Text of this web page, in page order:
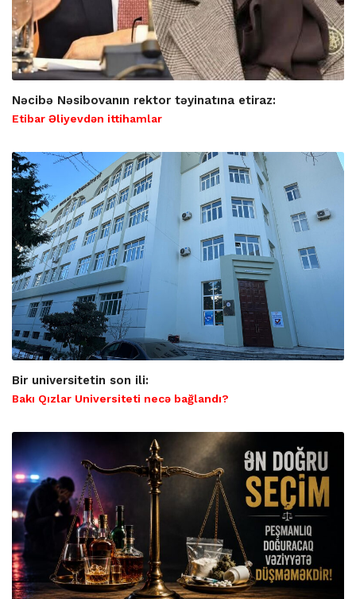
Nəcibə Nəsibovanın rektor təyinatına etiraz:
Etibar Əliyevdən ittihamlar
Bir universitetin son ili:
Bakı Qızlar Universiteti necə bağlandı?